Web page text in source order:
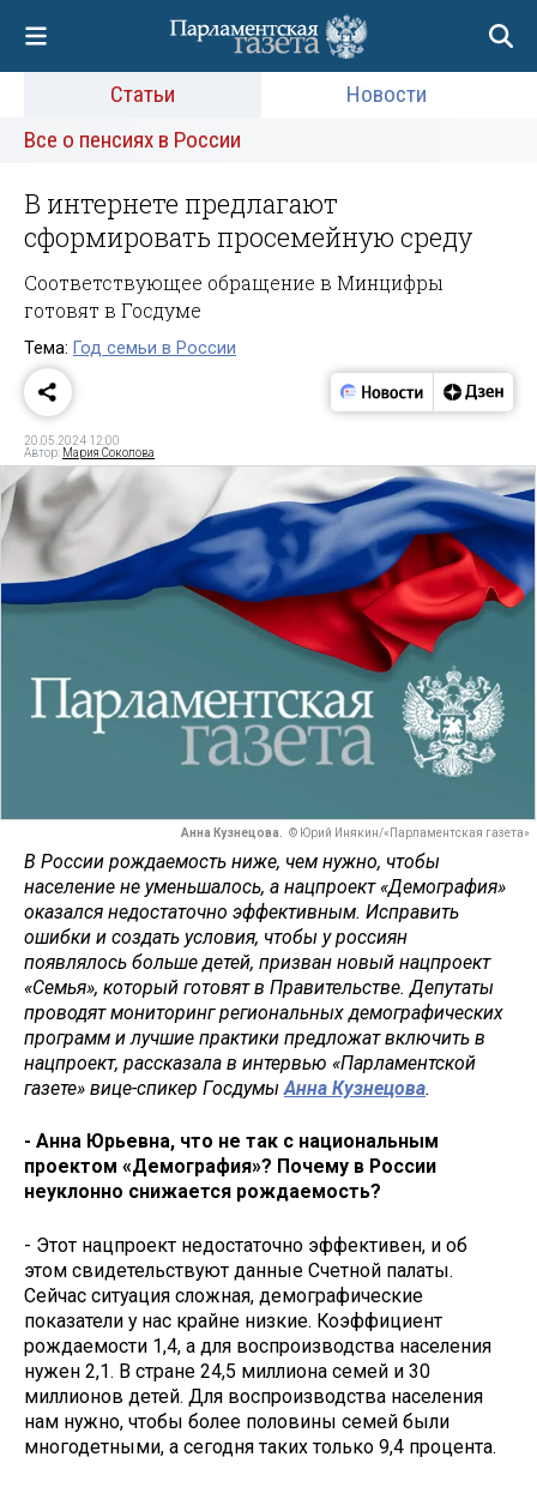
Статьи
Новости
Все о пенсиях в России
В интернете предлагают
сформировать просемейную среду
Соответствующее обращение в Минцифры
готовят в Госдуме
Тема: Год семьи в России
20.05.2024 12:00
Автор: Мария Соколова
Анна Кузнецова. © Юрий Инякин/«Парламентская газета»
В России рождаемость ниже, чем нужно, чтобы
население не уменьшалось, а нацпроект «Демография»
оказался недостаточно эффективным. Исправить
ошибки и создать условия, чтобы у россиян
появлялось больше детей, призван новый нацпроект
«Семья», который готовят в Правительстве. Депутаты
проводят мониторинг региональных демографических
программ и лучшие практики предложат включить в
нацпроект, рассказала в интервью «Парламентской
газете» вице-спикер Госдумы Анна Кузнецова.
- Анна Юрьевна, что не так с национальным
проектом «Демография»? Почему в России
неуклонно снижается рождаемость?
- Этот нацпроект недостаточно эффективен, и об
этом свидетельствуют данные Счетной палаты.
Сейчас ситуация сложная, демографические
показатели у нас крайне низкие. Коэффициент
рождаемости 1,4, а для воспроизводства населения
нужен 2,1. В стране 24,5 миллиона семей и 30
миллионов детей. Для воспроизводства населения
нам нужно, чтобы более половины семей были
многодетными, а сегодня таких только 9,4 процента.